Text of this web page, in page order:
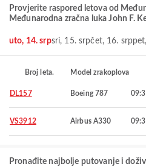
Provjerite raspored letova od
Međunarodna zračna luka John F.
uto, 14. srpsri, 15. srpčet, 16. srp
Broj leta. Model zrakoplova
DL157 Boeing 787
VS3912 Airbus A330
Pronađite najbolje putovanje i